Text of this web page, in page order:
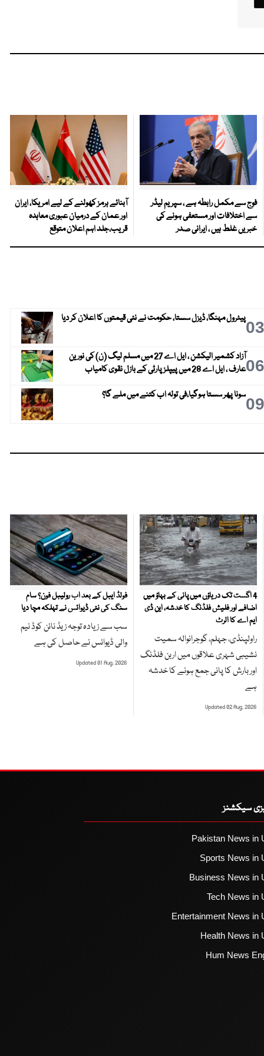
فوج سے مکمل رابطہ ہے ، سپریم لیڈر
سے اختلافات اور مستعفی ہونے کی
خبریں غلط ہیں ، ایرانی صدر
آبنائے ہرمز کھولنے کے لیے امریکا، ایران
اور عمان کے درمیان عبوری معاہدہ
قریب،جلد اہم اعلان متوقع
03پیٹرول مہنگا، ڈیزل سستا، حکومت نے نئی قیمتوں کا اعلان کر دیا
06
آزاد کشمیر الیکشن ، ایل اے 27 میں مسلم لیگ (ن) کی نورین
عارف ، ایل اے 28 میں پیپلز پارٹی کے بازل نقوی کامیاب
09سونا پھر سستا ہوگیا،فی تولہ اب کتنے میں ملے گا؟
4 اگست تک دریاؤں میں پانی کے بہاؤ میں
اضافے اور فلیش فلڈنگ کا خدشہ، این ڈی
ایم اے کا الرٹ
راولپنڈی، جہلم، گوجرانوالہ سمیت
نشیبی شہری علاقوں میں اربن فلڈنگ
اور بارش کا پانی جمع ہونے کا خدشہ
ہے
Updated 02 Aug, 2026
فولڈ ایبل کے بعد اب رولیبل فون؟ سام
سنگ کی نئی ڈیوائس نے تہلکہ مچا دیا
سب سے زیادہ توجہ زیڈ نائن کوڈ نیم
والی ڈیوائس نے حاصل کی ہے
Updated 01 Aug, 2026
سیکشنز
Pakistan News in
Sports News in
Business News in
Tech News in
Entertainment News in
Health News in
Hum News